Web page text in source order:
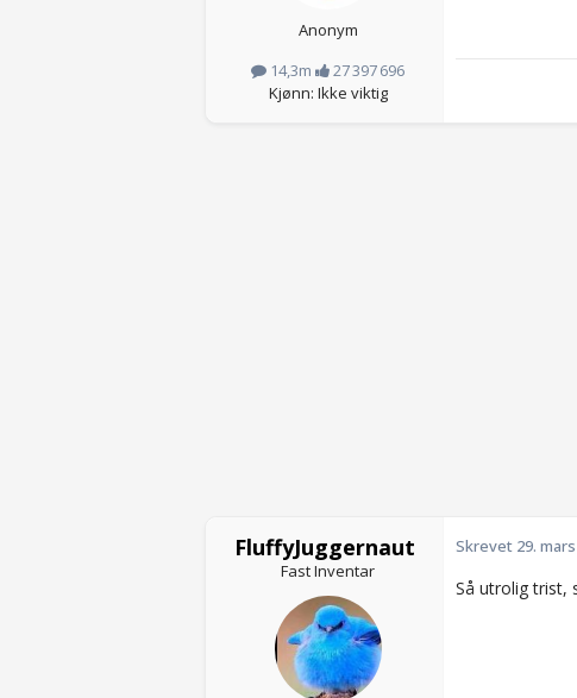
Anonym
14,3m
27 397 696
Kjønn: Ikke viktig
FluffyJuggernaut
Fast Inventar
Skrevet 29.
Så utrolig trist,